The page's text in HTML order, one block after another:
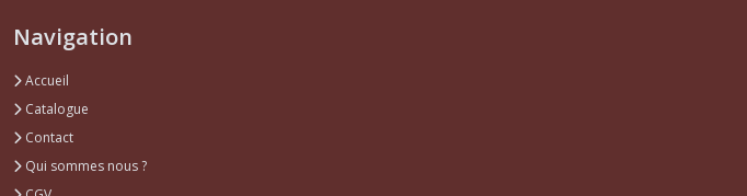
Navigation
Accueil
Catalogue
Contact
Qui sommes nous ?